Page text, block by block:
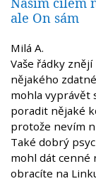
ale On sám
Milá A.
Vaše řádky
nějakého
mohla vyprávět
poradit nějaké
protože nevím
Také dobrý
mohl dát cenné
obracíte na